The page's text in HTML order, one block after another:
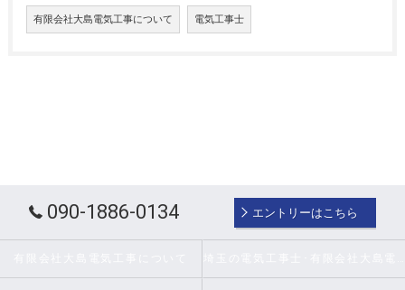
有限会社大島電気工事について 電気工事士
090-1886-0134 エントリーはこちら